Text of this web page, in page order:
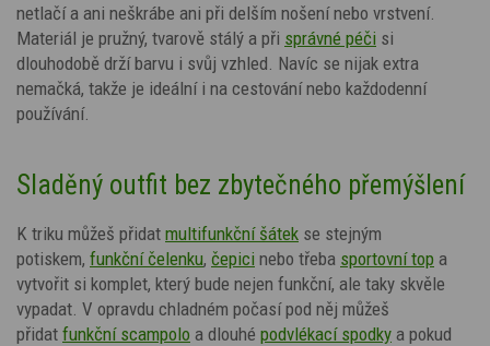
netlačí a ani neškrábe ani při delším nošení nebo vrstvení.
Materiál je pružný, tvarově stálý a při správné péči si
dlouhodobě drží barvu i svůj vzhled. Navíc se nijak extra
nemačká, takže je ideální i na cestování nebo každodenní
používání.
Sladěný outfit bez zbytečného přemýšlení
K triku můžeš přidat multifunkční šátek se stejným
potiskem, funkční čelenku, čepici nebo třeba sportovní top a
vytvořit si komplet, který bude nejen funkční, ale taky skvěle
vypadat. V opravdu chladném počasí pod něj můžeš
přidat funkční scampolo a dlouhé podvlékací spodky a pokud